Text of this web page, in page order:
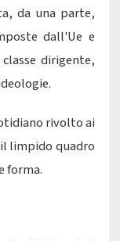
da una parte,
dall'Ue e
dirigente,
rivolto ai
limpido quadro
forma.